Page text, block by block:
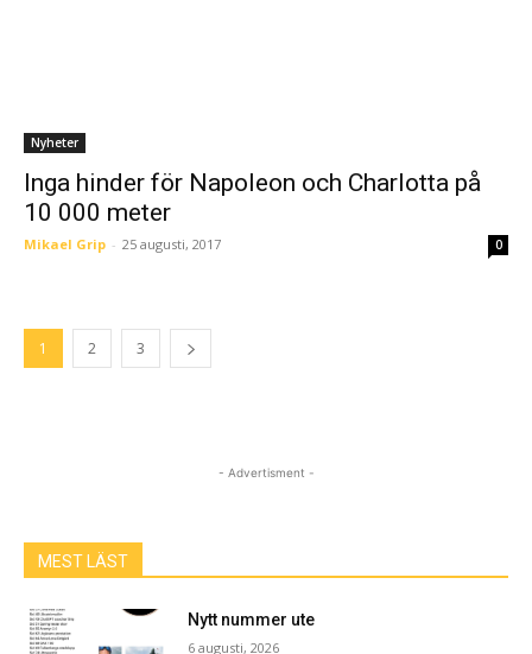
Nyheter
Inga hinder för Napoleon och Charlotta på
10 000 meter
Mikael Grip - 25 augusti, 2017 0
1 2 3
- Advertisment -
MEST LÄST
Nytt nummer ute
6 augusti, 2026